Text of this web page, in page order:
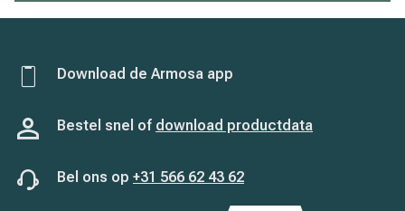
Download de Armosa app
Bestel snel of download productdata
Bel ons op +31 566 62 43 62